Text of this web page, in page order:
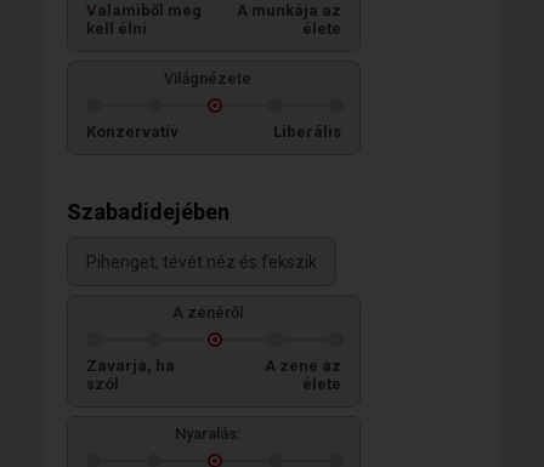
Valamiből meg
kell élni
A munkája az
élete
Világnézete
Konzervatív Liberális
Szabadidejében
Pihenget, tévét néz és fekszik
A zenéről
Zavarja, ha
szól
A zene az
élete
Nyaralás: